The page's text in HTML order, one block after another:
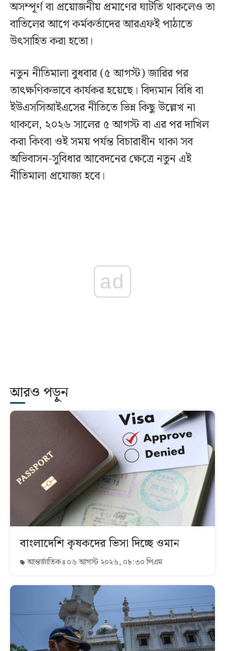
অসম্পূর্ণ বা প্রয়োজনীয় প্রমাণের ঘাটতি থাকলেও তা
বাতিলের আগে কর্মকর্তাদের আরএফই পাঠাতে
উৎসাহিত করা হতো।
নতুন নীতিমালা বুধবার (৫ আগস্ট) জারির পর
তাৎক্ষণিকভাবে কার্যকর হয়েছে। বিদ্যমান বিধি বা
ইউএসসিআইএসের নীতিতে ভিন্ন কিছু উল্লেখ না
থাকলে, ২০২৬ সালের ৫ আগস্ট বা এর পর দাখিল
করা কিংবা ওই সময় পর্যন্ত বিচারাধীন থাকা সব
অভিবাসন-সুবিধার আবেদনের ক্ষেত্রে নতুন এই
নীতিমালা প্রযোজ্য হবে।
ad
আরও পড়ুন
বাংলাদেশি কৃষকদের ভিসা দিচ্ছে ওমান
আন্তর্জাতিক ০৬ আগস্ট ২০২৬, ০৮:৩০ পিএম